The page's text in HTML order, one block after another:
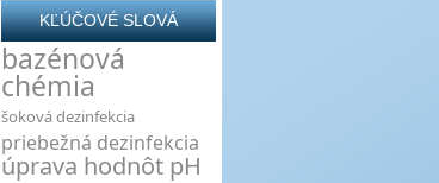
KĽÚČOVÉ SLOVÁ
bazénová
chémia
šoková dezinfekcia
priebežná dezinfekcia
úprava hodnôt pH